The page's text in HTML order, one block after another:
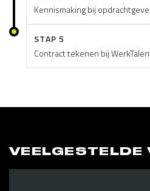
Kennismaking bij
STAP 5
Contract tekenen bij
VEELGESTELDE